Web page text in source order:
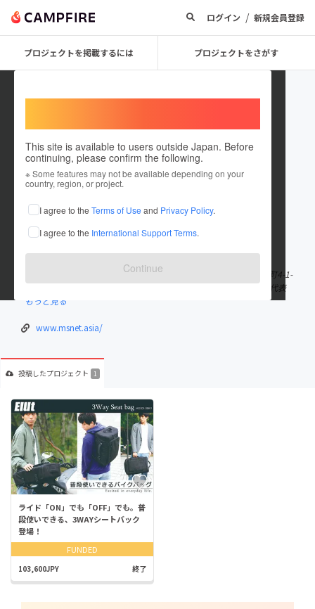
ログイン / 新規会員登録
プロジェクトを掲載するには プロジェクトをさがす
This site is available to users outside Japan. Before
continuing, please confirm the following.
※ Some features may not be available depending on your
country, region, or project.
I agree to the Terms of Use and Privacy Policy.
I agree to the International Support Terms.
Continue
MSnet
これまでに1件のプロジェクトを投稿しています
在住国：日本 現在地：埼玉県
出身国：日本 出身地：未設定
会社名：MSネット株式会社 所在地：〒351-0012 埼玉県朝霞市栄町4-1-
16 TEL 050-3733-1375（代表） FAX 048-487-8480 代表者：代表
もっと見る
www.msnet.asia/
投稿したプロジェクト 1
ライド「ON」でも「OFF」でも。普
段使いできる、3WAYシートバック
登場！
FUNDED
103,600JPY 終了